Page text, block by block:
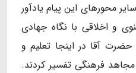
محور‌های این پیام یادآور
و اخلاقی با نگاه جهادی
آقا در اینجا تعلیم و
فرهنگی تفسیر کردند.